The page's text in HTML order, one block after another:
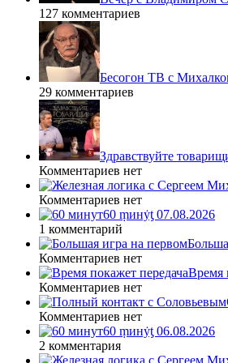
127 комментариев
Бесогон ТВ с
29 комментариев
Здравствуйте
Комментариев нет
Комментариев нет
60 ṃинẏƫ 07.08.2026
1 комментарий
Комментариев нет
Время
Комментариев нет
Комментариев нет
60 ṃинẏƫ 06.08.2026
2 комментария